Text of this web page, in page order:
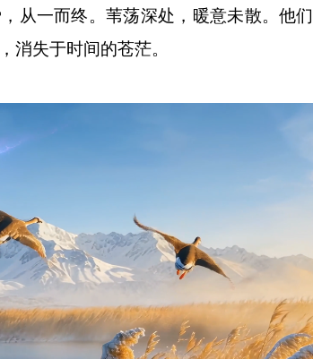
一而终。苇荡深处，暖意未散。他
消失于时间的苍茫。